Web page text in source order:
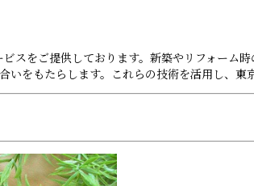
スをご提供しております。新築やリフォーム
をもたらします。これらの技術を活用し、